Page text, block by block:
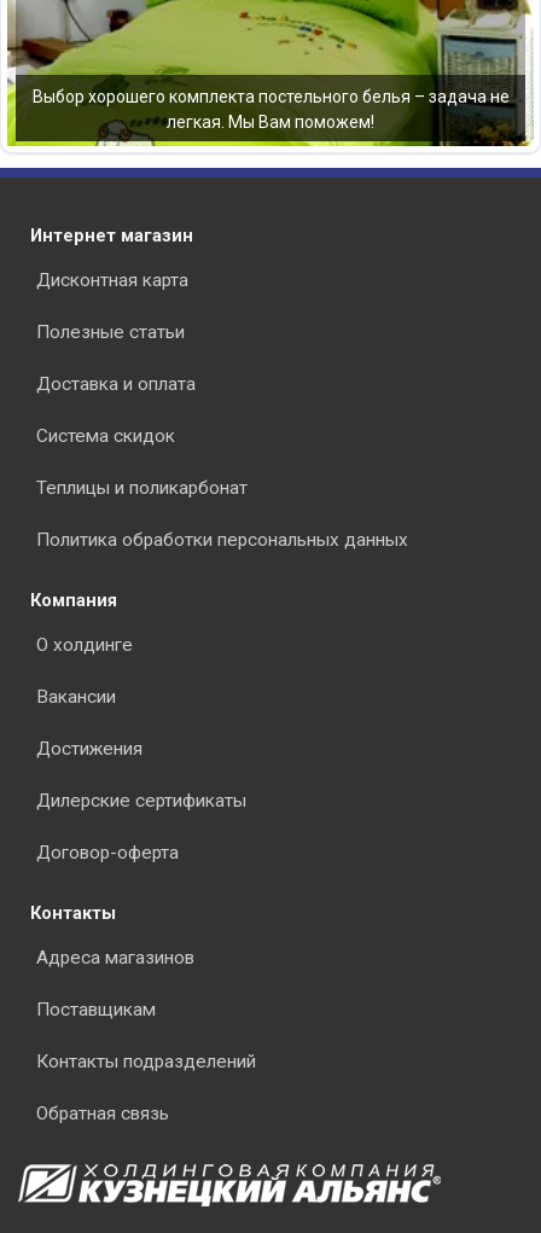
Выбор хорошего комплекта постельного белья – задача не
легкая. Мы Вам поможем!
Интернет магазин
Дисконтная карта
Полезные статьи
Доставка и оплата
Система скидок
Теплицы и поликарбонат
Политика обработки персональных данных
Компания
О холдинге
Вакансии
Достижения
Дилерские сертификаты
Договор-оферта
Контакты
Адреса магазинов
Поставщикам
Контакты подразделений
Обратная связь